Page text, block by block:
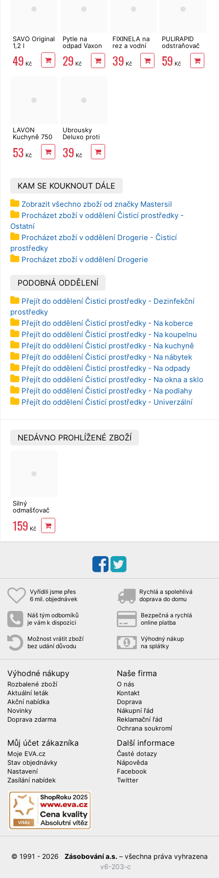
SAVO Original
1,2 l
49 Kč
Pytle na
odpad Vaxon
60l, 20ks,
13µm, vázací,
fialové,
29 Kč
FIXINELA na
rez a vodní
kámen 500
ml
39 Kč
PULIRAPID
odstraňovač
kamene
59 Kč
LAVON
Kuchyně 750
53 Kč
Ubrousky
Deluxo proti
zabarvení
prádla 20 ks
39 Kč
KAM SE KOUKNOUT DÁLE
Zobrazit všechno zboží od značky Mastersil
Procházet zboží v oddělení Čisticí prostředky -
Ostatní
Procházet zboží v oddělení Drogerie - Čisticí
prostředky
Procházet zboží v oddělení Drogerie
PODOBNÁ ODDĚLENÍ
Přejít do oddělení Čisticí prostředky - Dezinfekční
prostředky
Přejít do oddělení Čisticí prostředky - Na koberce
Přejít do oddělení Čisticí prostředky - Na koupelnu
Přejít do oddělení Čisticí prostředky - Na kuchyně
Přejít do oddělení Čisticí prostředky - Na nábytek
Přejít do oddělení Čisticí prostředky - Na odpady
Přejít do oddělení Čisticí prostředky - Na okna a sklo
Přejít do oddělení Čisticí prostředky - Na podlahy
Přejít do oddělení Čisticí prostředky - Univerzální
NEDÁVNO PROHLÍŽENÉ ZBOŽÍ
Silný
odmašťovač
Mastersil
mastné
159 Kč
Vyřídili jsme přes
6 mil. objednávek
Rychlá a spolehlivá
doprava do domu
Náš tým odborníků
je vám k dispozici
Bezpečná a rychlá
online platba
Možnost vrátit zboží
bez udání důvodu
Výhodný nákup
na splátky
Výhodné nákupy
Rozbalené zboží
Aktuální leták
Akční nabídka
Novinky
Doprava zdarma
Naše firma
O nás
Kontakt
Doprava
Nákupní řád
Reklamační řád
Ochrana soukromí
Můj účet zákazníka
Moje EVA.cz
Stav objednávky
Nastavení
Zasílání nabídek
Další informace
Časté dotazy
Nápověda
Facebook
Twitter
© 1991 - 2026 Zásobování a.s. – všechna práva vyhrazena
v6-203-c